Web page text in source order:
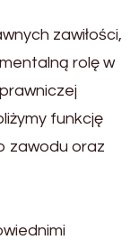
zawiłości,
rolę w
funkcję
zawodu oraz